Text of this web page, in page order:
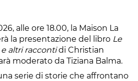
alle ore 18.00, la Maison La
la presentazione del libro Le
altri raccontidi Christian
moderato da Tiziana Balma.
serie di storie che affrontano